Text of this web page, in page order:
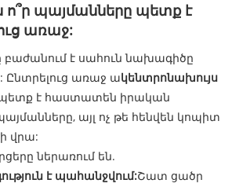
պայմանները պետք է
առաջ:
բաժանում է սահուն նախագիծը
առաջ ակենտրոնախույս
պետք է հաստատեն իրական
այլ ոչ թե հենվեն կոպիտ
վրա:
ներառում են.
է պահանջվում:Շատ ցածր